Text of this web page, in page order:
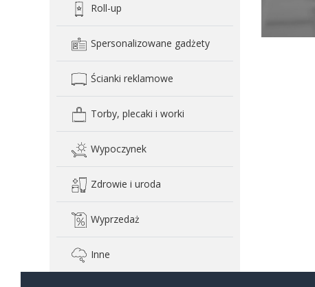
Roll-up
Spersonalizowane gadżety
Ścianki reklamowe
Torby, plecaki i worki
Wypoczynek
Zdrowie i uroda
Wyprzedaż
Inne